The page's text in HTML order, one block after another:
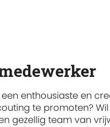
een enthousiaste en
te promoten?
gezellig team van